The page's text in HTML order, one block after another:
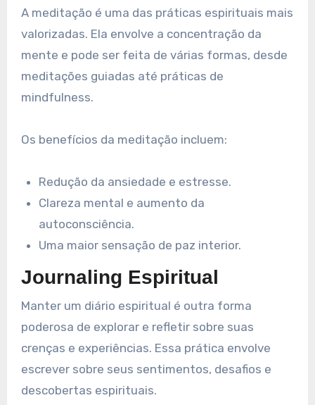
A meditação é uma das práticas espirituais mais
valorizadas. Ela envolve a concentração da
mente e pode ser feita de várias formas, desde
meditações guiadas até práticas de
mindfulness.
Os benefícios da meditação incluem:
Redução da ansiedade e estresse.
Clareza mental e aumento da
autoconsciência.
Uma maior sensação de paz interior.
Journaling Espiritual
Manter um diário espiritual é outra forma
poderosa de explorar e refletir sobre suas
crenças e experiências. Essa prática envolve
escrever sobre seus sentimentos, desafios e
descobertas espirituais.